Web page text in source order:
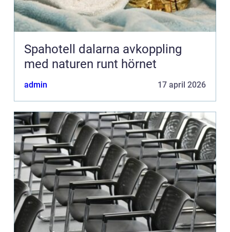
Spahotell dalarna avkoppling
med naturen runt hörnet
admin 17 april 2026